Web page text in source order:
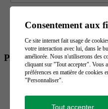
PARTENAIRES
Consentement aux
Ce site internet fait usage de
votre interaction avec lui, dans le
améliorée. Nous n'utiliserons des
cliquant sur "Tout accepter". Vous
préférences en matière de cookies
"Personnaliser".
Tout accepter